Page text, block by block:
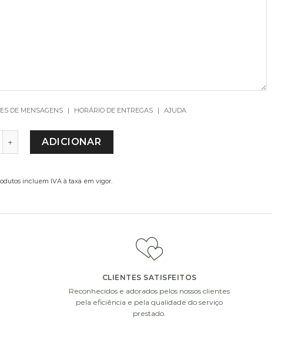
DE MENSAGENS | HORÁRIO DE ENTREGAS | AJUDA
DE JARRA PASTEL
ADICIONAR
incluem IVA à taxa em vigor.
ou champanhe.
i
CLIENTES SATISFEITOS
Reconhecidos e adorados pelos nossos clientes
pela eficiência e pela qualidade do serviço
prestado.